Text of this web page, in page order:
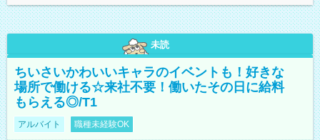
未読
ちいさいかわいいキャラのイベントも！好きな
場所で働ける☆来社不要！働いたその日に給料
もらえる◎/T1
アルバイト 職種未経験OK